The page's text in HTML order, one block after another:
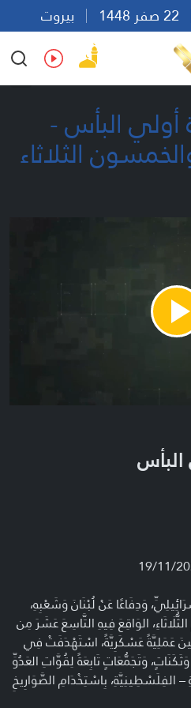
بيروت
Ar En Fr Es
أولي البأس -
الثلاثاء
Play
وَدِفَاعًا عَنْ لُبْنَانَ وَشَعْبِهِ،
الوَاقِعَ فِيهِ التَّاسِعَ عَشَرَ مِن
أَرْبَعًا وَثَلَاثِينَ عَمَلِيَّةً عَسْكَرِيَّةً، اسْتَهْدَفَتْ فِي
وَتَجَمُّعَاتٍ تَابِعَةً لِقُوَّاتِ العَدُوِّ
– الفِلَسْطِينِيَّةِ، بِاسْتِخْدَامِ الصَّوَارِيخِ